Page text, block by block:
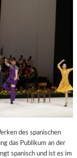
des spanischen
das Publikum an der
spanisch und ist es im